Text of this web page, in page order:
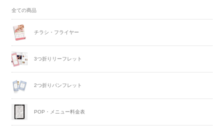
全ての商品
チラシ・フライヤー
3つ折りリーフレット
2つ折りパンフレット
POP・メニュー料金表